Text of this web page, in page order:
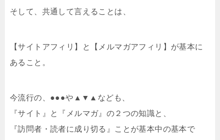
そして、共通して言えることは、
【サイトアフィリ】と【メルマガアフィリ】が基本に
あること。
今流行の、●●●や▲▼▲なども、
『サイト』と『メルマガ』の２つの知識と、
『訪問者・読者に成り切る』ことが基本中の基本で